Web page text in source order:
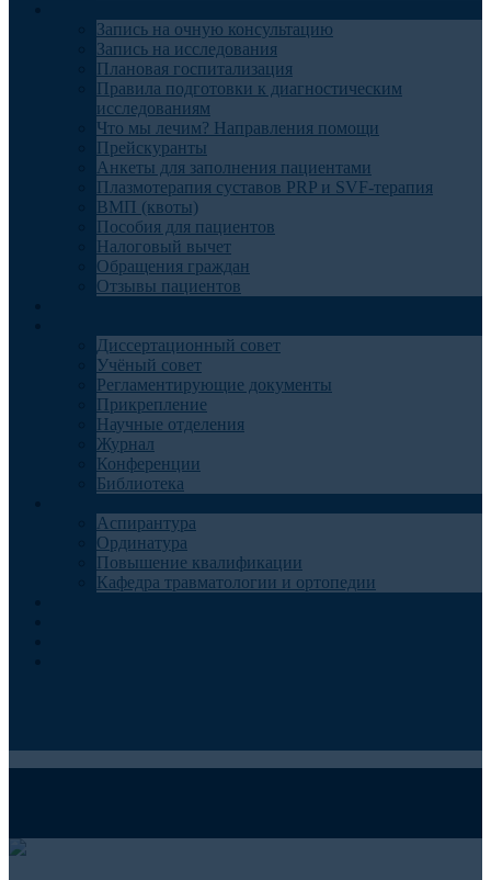
Запись на очную консультацию
Запись на исследования
Плановая госпитализация
Правила подготовки к диагностическим
исследованиям
Что мы лечим? Направления помощи
Прейскуранты
Анкеты для заполнения пациентами
Плазмотерапия суставов PRP и SVF-терапия
ВМП (квоты)
Пособия для пациентов
Налоговый вычет
Обращения граждан
Отзывы пациентов
Диссертационный совет
Учёный совет
Регламентирующие документы
Прикрепление
Научные отделения
Журнал
Конференции
Библиотека
Аспирантура
Ординатура
Повышение квалификации
Кафедра травматологии и ортопедии